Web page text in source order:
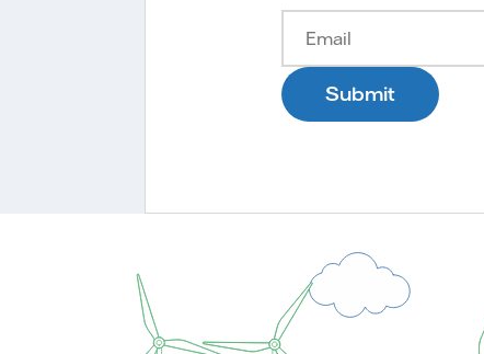
Submit